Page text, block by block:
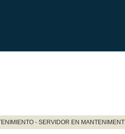
- SERVIDOR EN MANTENIMENT